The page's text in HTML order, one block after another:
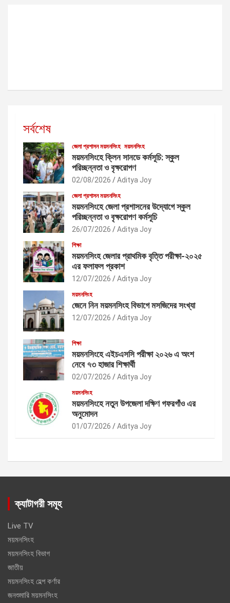
সর্বশেষ
জেলা প্রশাসন ময়মনসিংহ ময়মনসিংহ
ময়মনসিংহে ক্লিন সানডে কর্মসূচি: স্কুল
পরিচ্ছন্নতা ও বৃক্ষরোপণ
02/08/2026 Aditya Joy
জেলা প্রশাসন ময়মনসিংহ
ময়মনসিংহে জেলা প্রশাসনের উদ্যোগে স্কুল
পরিচ্ছন্নতা ও বৃক্ষরোপণ কর্মসূচি
26/07/2026 Aditya Joy
শিক্ষা
ময়মনসিংহ জেলার প্রাথমিক বৃত্তি পরীক্ষা-২০২৫
এর ফলাফল প্রকাশ
12/07/2026 Aditya Joy
ময়মনসিংহ
জেনে নিন ময়মনসিংহ বিভাগে মসজিদের সংখ্যা
12/07/2026 Aditya Joy
শিক্ষা
ময়মনসিংহে এইচএসসি পরীক্ষা ২০২৬ এ অংশ
নেবে ৭৩ হাজার শিক্ষার্থী
02/07/2026 Aditya Joy
ময়মনসিংহ
ময়মনসিংহে নতুন উপজেলা দক্ষিণ গফরগাঁও এর
অনুমোদন
01/07/2026 Aditya Joy
ক্যাটাগরী সমূহ
Live TV
ময়মনসিংহ
ময়মনসিংহ বিভাগ
জাতীয়
ময়মনসিংহ হেল্প কর্ণার
জনশুমারি ময়মনসিংহ